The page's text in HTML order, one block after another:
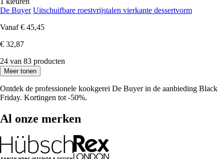
De Buyer Uitschuifbare roestvrijstalen vierkante dessertvorm
Vanaf € 45,45
€ 32,87
24 van 83 producten
Meer tonen
Ontdek de professionele kookgerei De Buyer in de aanbieding Black
Friday. Kortingen tot -50%.
Al onze merken